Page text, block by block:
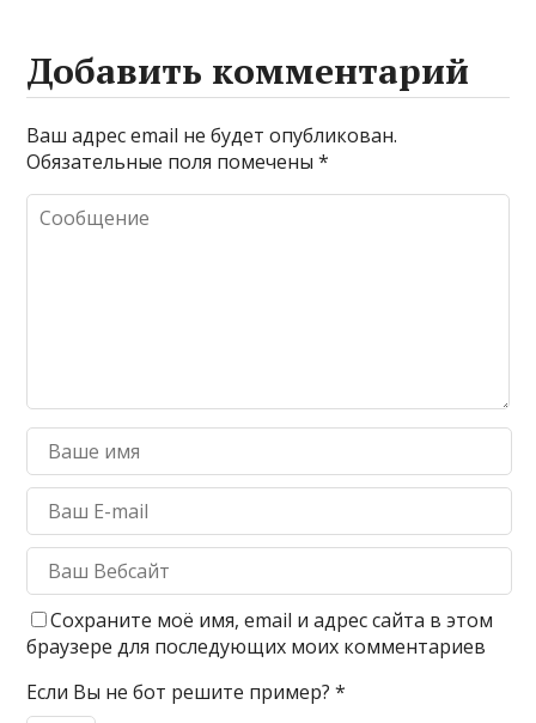
Добавить комментарий
Ваш адрес email не будет опубликован.
Обязательные поля помечены*
Сохраните моё имя, email и адрес сайта в этом
браузере для последующих моих комментариев
Если Вы не бот решите пример? *